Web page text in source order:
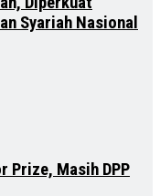
Syariah Nasional
Prize, Masih DPP